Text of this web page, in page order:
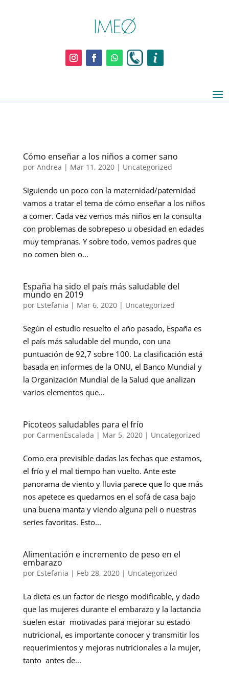
Cómo enseñar a los niños a comer sano
por Andrea | Mar 11, 2020| Uncategorized
Siguiendo un poco con la maternidad/paternidad
vamos a tratar el tema de cómo enseñar a los niños
a comer. Cada vez vemos más niños en la consulta
con problemas de sobrepeso u obesidad en edades
muy tempranas. Y sobre todo, vemos padres que
no comen bien o...
España ha sido el país más saludable del
mundo en 2019
por Estefania | Mar 6, 2020| Uncategorized
Según el estudio resuelto el año pasado, España es
el país más saludable del mundo, con una
puntuación de 92,7 sobre 100. La clasificación está
basada en informes de la ONU, el Banco Mundial y
la Organización Mundial de la Salud que analizan
varios elementos que...
Picoteos saludables para el frío
por CarmenEscalada | Mar 5, 2020| Uncategorized
Como era previsible dadas las fechas que estamos,
el frío y el mal tiempo han vuelto. Ante este
panorama de viento y lluvia parece que lo que más
nos apetece es quedarnos en el sofá de casa bajo
una buena manta y viendo alguna peli o nuestras
series favoritas. Esto...
Alimentación e incremento de peso en el
embarazo
por Estefania | Feb 28, 2020| Uncategorized
La dieta es un factor de riesgo modificable, y dado
que las mujeres durante el embarazo y la lactancia
suelen estar motivadas para mejorar su estado
nutricional, es importante conocer y transmitir los
requerimientos y mejoras nutricionales a la mujer,
tanto antes de...